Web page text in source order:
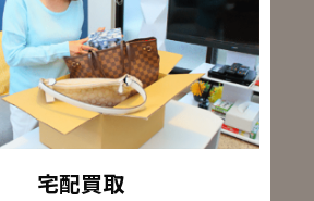
宅配買取